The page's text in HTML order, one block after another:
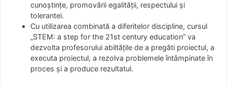
cunoștințe, promovării egalității, respectului și
tolerantei.
Cu utilizarea combinată a diferitelor discipline, cursul
„STEM: a step for the 21st century education” va
dezvolta profesorului abiltățile de a pregăti proiectul, a
executa proiectul, a rezolva problemele întâmpinate în
proces și a produce rezultatul.